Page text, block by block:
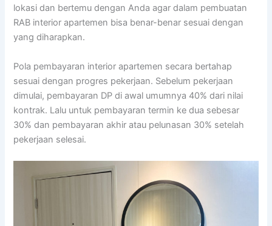
lokasi dan bertemu dengan Anda agar dalam pembuatan
RAB interior apartemen bisa benar-benar sesuai dengan
yang diharapkan.
Pola pembayaran interior apartemen secara bertahap
sesuai dengan progres pekerjaan. Sebelum pekerjaan
dimulai, pembayaran DP di awal umumnya 40% dari nilai
kontrak. Lalu untuk pembayaran termin ke dua sebesar
30% dan pembayaran akhir atau pelunasan 30% setelah
pekerjaan selesai.